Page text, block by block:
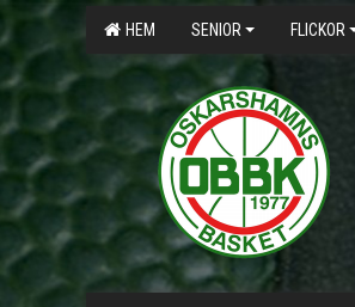
HEM SENIOR FLICKOR